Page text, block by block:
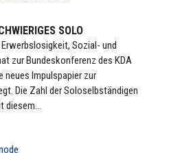
SOLO
Sozial- und
zur Bundeskonferenz des KDA
neues Impulspapier zur
Die Zahl der Soloselbständigen
diesem...